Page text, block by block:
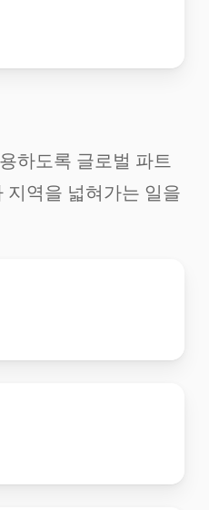
하도록 글로벌 파트
지역을 넓혀가는 일을